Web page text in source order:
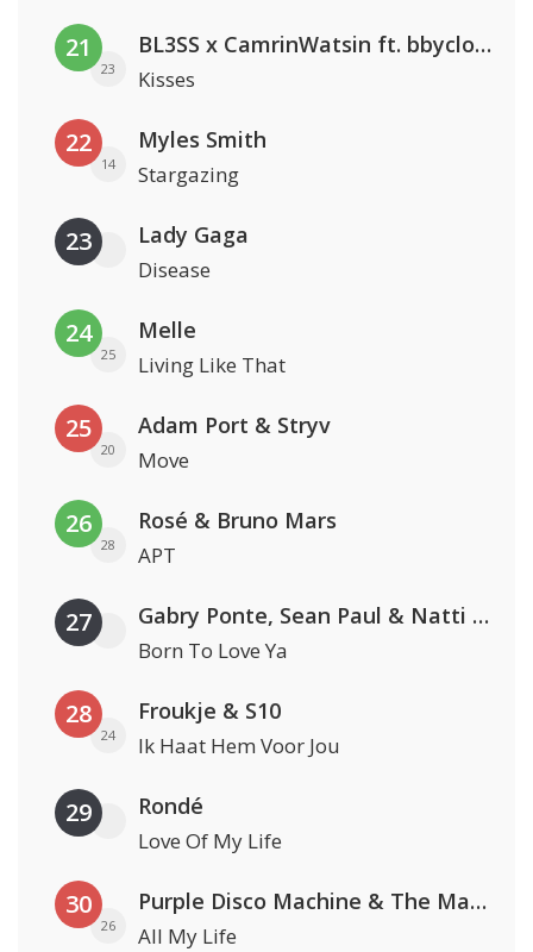
21
23
BL3SS x CamrinWatsin ft. bbyclose
Kisses
22
14
Myles Smith
Stargazing
23 Lady Gaga
Disease
24
25
Melle
Living Like That
25
20
Adam Port & Stryv
Move
26
28
Rosé & Bruno Mars
APT
27 Gabry Ponte, Sean Paul & Natti Natasha
Born To Love Ya
28
24
Froukje & S10
Ik Haat Hem Voor Jou
29 Rondé
Love Of My Life
30
26
Purple Disco Machine & The Magician
All My Life